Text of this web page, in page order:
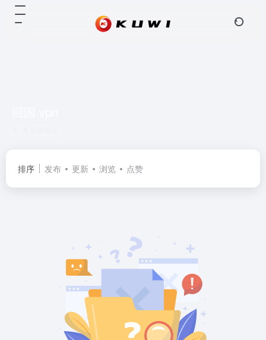
排序 发布 更新 浏览 点赞